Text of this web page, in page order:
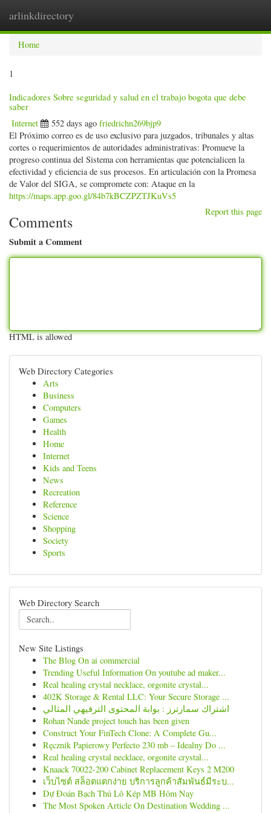
arlinkdirectory
Home
1
Indicadores Sobre seguridad y salud en el trabajo bogota que debe
saber
Internet 552 days ago friedrichn269bjp9
El Próximo correo es de uso exclusivo para juzgados, tribunales y altas
cortes o requerimientos de autoridades administrativas: Promueve la
progreso continua del Sistema con herramientas que potencialicen la
efectividad y eficiencia de sus procesos. En articulación con la Promesa
de Valor del SIGA, se compromete con: Ataque en la
https://maps.app.goo.gl/84b7kBCZPZTJKuVs5
Report this page
Comments
Submit a Comment
HTML is allowed
Web Directory Categories
Arts
Business
Computers
Games
Health
Home
Internet
Kids and Teens
News
Recreation
Reference
Science
Shopping
Society
Sports
Web Directory Search
New Site Listings
The Blog On ai commercial
Trending Useful Information On youtube ad maker...
Real healing crystal necklace, orgonite crystal...
402K Storage & Rental LLC: Your Secure Storage ...
اشتراك سمارترز : بوابة المحتوى الترفيهي المثالي
Rohan Nande project touch has been given
Construct Your FinTech Clone: A Complete Gu...
Ręcznik Papierowy Perfecto 230 mb – Idealny Do ...
Real healing crystal necklace, orgonite crystal...
Knaack 70022-200 Cabinet Replacement Keys 2 M200
เว็บไซต์ สล็อตแตกง่าย บริการลูกค้าสัมพันธ์มีระบ...
Dự Đoán Bạch Thủ Lô Kép MB Hôm Nay
The Most Spoken Article On Destination Wedding ...